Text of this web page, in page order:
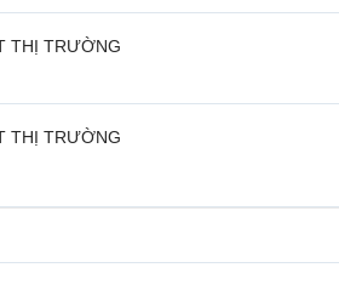
THỊ TRƯỜNG
THỊ TRƯỜNG